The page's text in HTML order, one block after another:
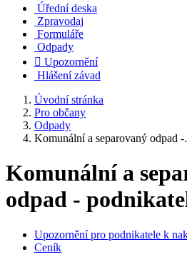
Úřední deska
Zpravodaj
Formuláře
Odpady
 Upozornění
Hlášení závad
Úvodní stránka
Pro občany
Odpady
Komunální a separovaný odpad -
Komunální a
odpad -
Upozornění pro podnikatele k
Ceník